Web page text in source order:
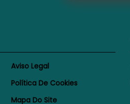
Aviso Legal
Política De Cookies
Mapa Do Site